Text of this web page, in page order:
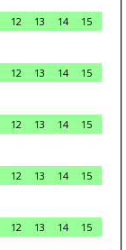
12 13 14
15
12 13 14
15
12 13 14
15
12 13 14
15
12 13 14
15